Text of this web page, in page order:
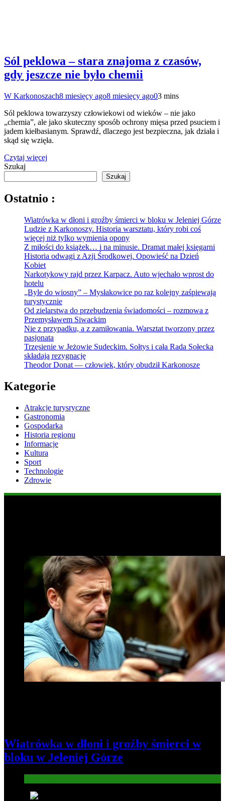
Sól peklowa – stara znajoma z czasów,
gdy jeszcze nie było chemii
W Karkonoszach8 miesięcy ago8 miesięcy ago03 mins
Sól peklowa towarzyszy człowiekowi od wieków – nie jako
„chemia”, ale jako skuteczny sposób ochrony mięsa przed psuciem i
jadem kiełbasianym. Sprawdź, dlaczego jest bezpieczna, jak działa i
skąd się wzięła.
Czytaj więcej
Szukaj
Szukaj
Ostatnio :
Wiatrówka w dłoni i groźby śmierci w bloku w Jeleniej Górze
Ludzie z Karkonoszy. Historia warsztatu, który robi coś
więcej niż tylko wymienia opony
Z miłości do książek… i na minusie. Dramat małej księgarni
Historia odwagi z Azji Środkowej. Opowieść na Dzień
Kobiet
Narkotykowy rajd przez Karpacz. Auto wjechało wprost do
hotelu
„Byle do wiosny” – Mysłakowice po raz kolejny zaśpiewają
turystycznie
Od zielarstwa do przebudzenia świadomości – rozmowa z
Przemysławem Siwackim
Nie z przypadku, a z zamiłowania. Warsztat tworzony przez
pasjonata
Trzęsienie w Jeżowie Sudeckim. Sołtys i cała Rada Sołecka
składają rezygnację
Theodor Donat — człowiek, który obudził Karkonosze
Kategorie
Atrakcje turysryczne
Gastronomia
Gospodarka
Historia regionu
Informacje
Kultura
Sport
Technologie
Zdrowie
Wiatrówka w dłoni i groźby śmierci w
bloku w Jeleniej Górze